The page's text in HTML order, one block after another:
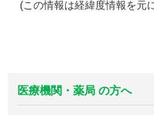
(この情報は経緯度情報を元
医療機関・薬局 の方へ